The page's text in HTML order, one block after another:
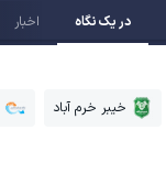
در یک نگاه اخبار
خیبر خرم آباد